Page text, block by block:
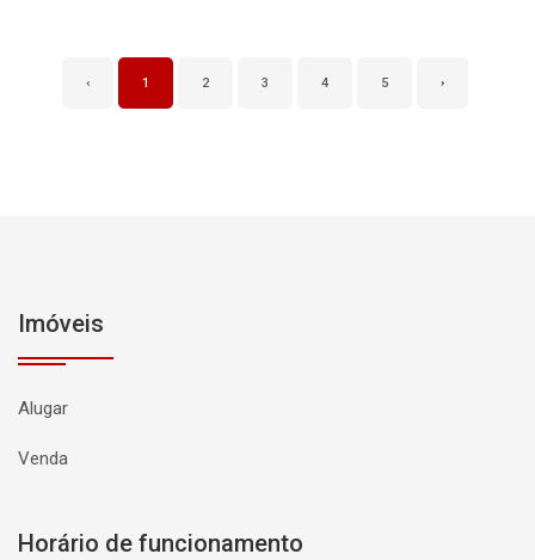
‹ 1 2 3 4 5 ›
Imóveis
Alugar
Venda
Horário de funcionamento